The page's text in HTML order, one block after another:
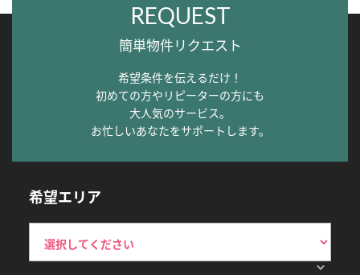
REQUEST
簡単物件リクエスト
希望条件を伝えるだけ！
初めての方やリピーターの方にも
大人気のサービス。
お忙しいあなたをサポートします。
希望エリア